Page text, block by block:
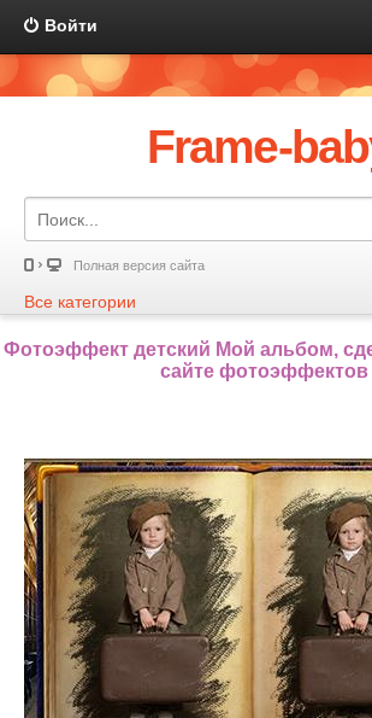
Войти
Frame-
Полная версия сайта
Все категории
Фотоэффект детский Мой альбом,
сайте фотоэффектов